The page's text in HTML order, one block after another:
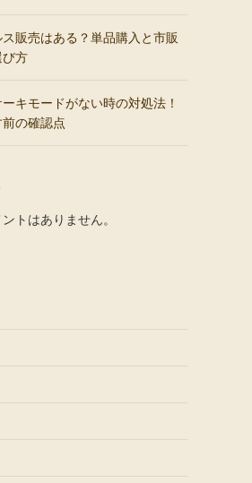
販売はある？単品購入と市販
び方
キモードがない時の対処法！
の確認点
トはありません。